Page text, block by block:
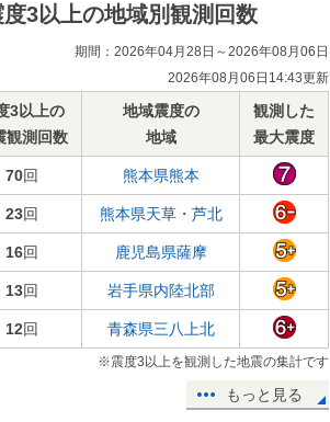
度3以上の地域別観測回数
期間：2026年04月28日～2026年08月06日
2026年08月06日14:43更新
3以上の
観測回数
地域震度の
地域
観測した
最大震度
70回 熊本県熊本
23回 熊本県天草・芦北
16回 鹿児島県薩摩
13回 岩手県内陸北部
12回 青森県三八上北
※震度3以上を観測した地震の集計です
もっと見る